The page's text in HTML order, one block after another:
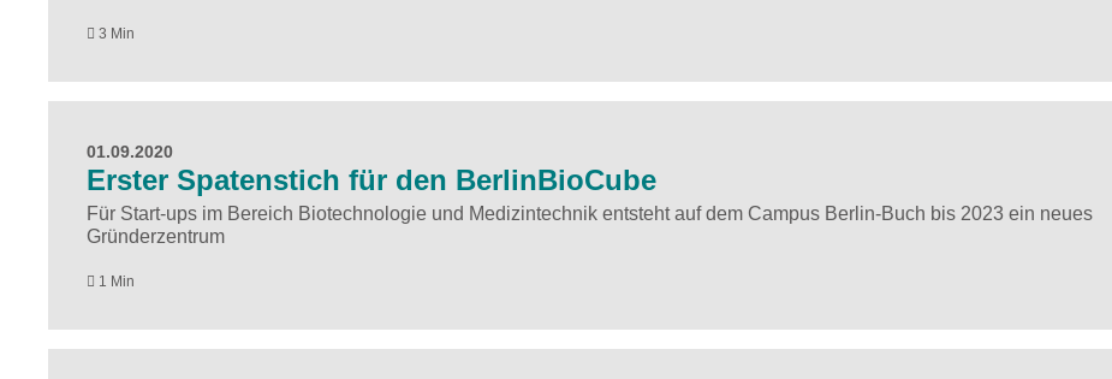
3 Min
01.09.2020
Erster Spatenstich für den BerlinBioCube
Für Start-ups im Bereich Biotechnologie und Medizintechnik entsteht auf dem Campus Berlin-Buch bis 2023 ein neues
Gründerzentrum
1 Min